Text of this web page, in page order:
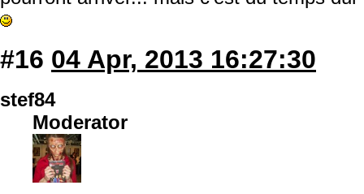
#16 04 Apr, 2013 16:27:30
stef84
Moderator